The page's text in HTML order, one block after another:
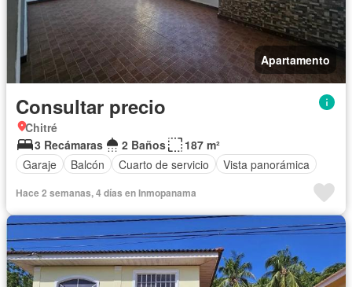
Apartamento
Consultar precio
Chitré
3 Recámaras
2 Baños
187 m²
Garaje
Balcón Cuarto de servicio Vista panorámica
Hace 2 semanas, 4 días en Inmopanama